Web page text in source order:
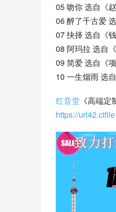
05 吻你 选自《
06 醉了千古爱
07 抉择 选自《
08 阿玛拉 选自
09 简爱 选自《
10 一生烟雨 选
红音堂
https://